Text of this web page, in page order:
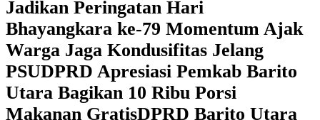
Jadikan Peringatan Hari
Bhayangkara ke-79 Momentum Ajak
Warga Jaga Kondusifitas Jelang
PSUDPRD Apresiasi Pemkab Barito
Utara Bagikan 10 Ribu Porsi
Makanan GratisDPRD Barito Utara